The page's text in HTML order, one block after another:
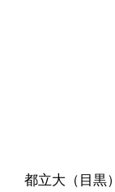
都立大（目黒